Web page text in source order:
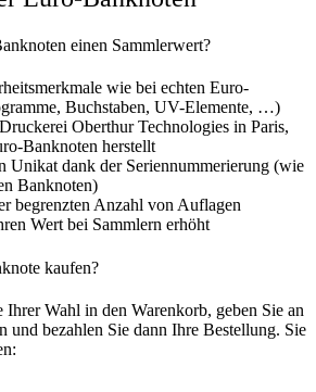
einen Sammlerwert?
wie bei echten Euro-
Buchstaben, UV-Elemente, …)
Oberthur Technologies in Paris,
Banknoten herstellt
Unikat dank der Seriennummerierung (wie
Banknoten)
begrenzten Anzahl von Auflagen
Wert bei Sammlern erhöht
kaufen?
Wahl in den Warenkorb, geben Sie an
und bezahlen Sie dann Ihre Bestellung. Sie